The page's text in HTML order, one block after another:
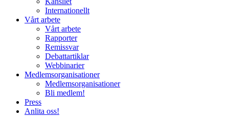
Internationellt
Vårt arbete
Vårt arbete
Rapporter
Remissvar
Debattartiklar
Webbinarier
Medlemsorganisationer
Medlemsorganisationer
Bli medlem!
Press
Anlita oss!